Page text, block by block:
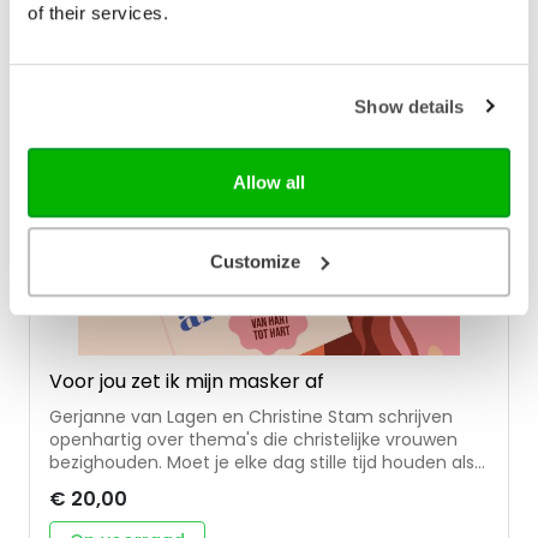
of their services.
Show details
Allow all
Customize
schrijft sinds veertien jaar elke zaterdag in de
Leeuwarder Courant. Hij was ruim veertig jaar
bundels: Gaat een dominee voorbij (2013) en Als het
Voor jou zet ik mijn masker af
Gerjanne van Lagen en Christine Stam schrijven
openhartig over thema's die christelijke vrouwen
bezighouden. Moet je elke dag stille tijd houden als
moeders? Hoe ga je om met schuldgevoel? Kan
een mens onvoorwaardelijk liefhebben en totaal
€ 20,00